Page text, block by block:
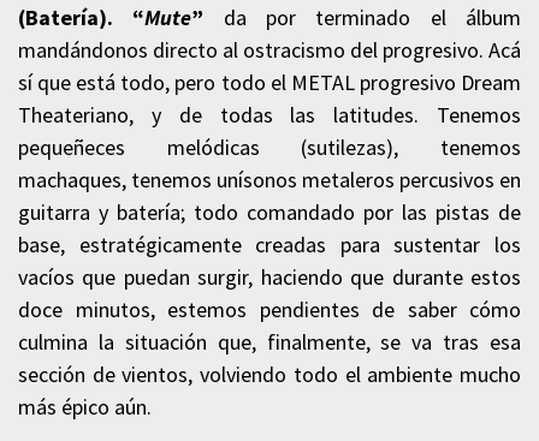
(Batería). “Mute” da por terminado el álbum
mandándonos directo al ostracismo del progresivo. Acá
sí que está todo, pero todo el METAL progresivo Dream
Theateriano, y de todas las latitudes. Tenemos
pequeñeces melódicas (sutilezas), tenemos
machaques, tenemos unísonos metaleros percusivos en
guitarra y batería; todo comandado por las pistas de
base, estratégicamente creadas para sustentar los
vacíos que puedan surgir, haciendo que durante estos
doce minutos, estemos pendientes de saber cómo
culmina la situación que, finalmente, se va tras esa
sección de vientos, volviendo todo el ambiente mucho
más épico aún.